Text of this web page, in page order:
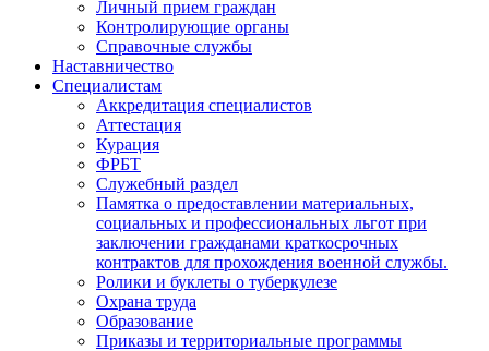
Личный прием граждан
Контролирующие органы
Справочные службы
Наставничество
Специалистам
Аккредитация специалистов
Аттестация
Курация
ФРБТ
Служебный раздел
Памятка о предоставлении материальных,
социальных и профессиональных льгот при
заключении гражданами краткосрочных
контрактов для прохождения военной службы.
Ролики и буклеты о туберкулезе
Охрана труда
Образование
Приказы и территориальные программы